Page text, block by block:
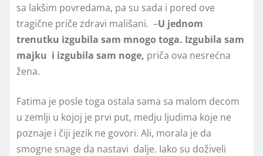
sa lakšim povredama, pa su sada i pored ove
tragične priče zdravi mališani. –U jednom
trenutku izgubila sam mnogo toga. Izgubila sam
majku i izgubila sam noge, priča ova nesrećna
žena.
Fatima je posle toga ostala sama sa malom decom
u zemlji u kojoj je prvi put, medju ljudima koje ne
poznaje i čiji jezik ne govori. Ali, morala je da
smogne snage da nastavi dalje. Iako su doživeli